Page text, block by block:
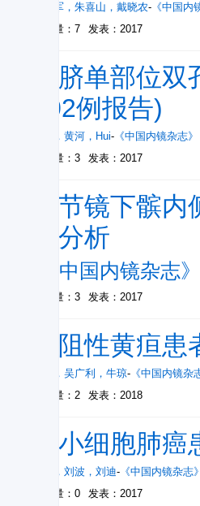
周益军 ， 朱喜山 ， 戴晓农- 《中国内
被引量：7
发表：2017
经脐单部位
102例报告)
， 黄河 ， Hui- 《中国内镜杂志》
被引量：3
发表：2017
关节镜下髌
效分析
《中国内镜杂志》
被引量：3 发表：2017
梗阻性黄疸
， 吴广利 ， 牛琼- 《中国内镜杂
被引量：2
发表：2018
非小细胞肺
， 刘波 ， 刘迪- 《中国内镜杂志》
被引量：0
发表：2017